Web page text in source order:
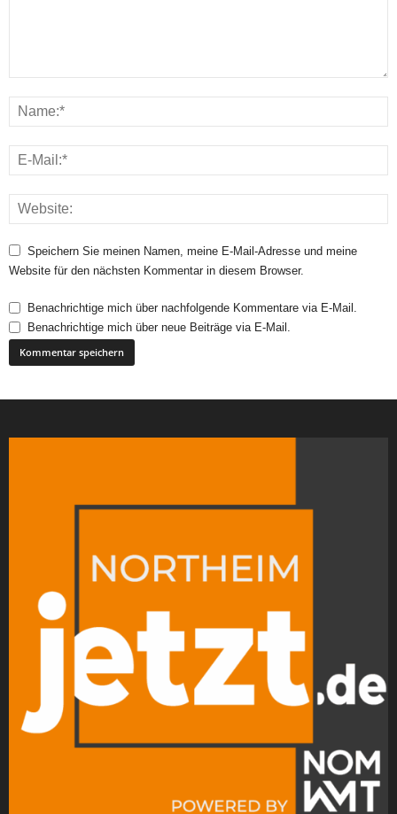
Speichern Sie meinen Namen, meine E-Mail-Adresse und meine
Website für den nächsten Kommentar in diesem Browser.
Benachrichtige mich über nachfolgende Kommentare via E-Mail.
Benachrichtige mich über neue Beiträge via E-Mail.